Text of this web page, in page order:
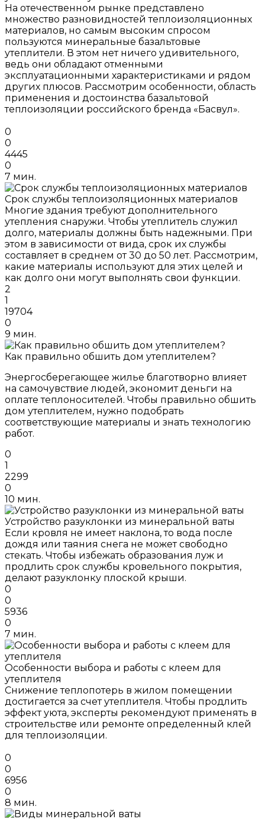
На отечественном рынке представлено
множество разновидностей теплоизоляционных
материалов, но самым высоким спросом
пользуются минеральные базальтовые
утеплители. В этом нет ничего удивительного,
ведь они обладают отменными
эксплуатационными характеристиками и рядом
других плюсов. Рассмотрим особенности, область
применения и достоинства базальтовой
теплоизоляции российского бренда «Басвул».
0
0
4445
0
7 мин.
Срок службы теплоизоляционных материалов
Многие здания требуют дополнительного
утепления снаружи. Чтобы утеплитель служил
долго, материалы должны быть надежными. При
этом в зависимости от вида, срок их службы
составляет в среднем от 30 до 50 лет. Рассмотрим,
какие материалы используют для этих целей и
как долго они могут выполнять свои функции.
2
1
19704
0
9 мин.
Как правильно обшить дом утеплителем?
Энергосберегающее жилье благотворно влияет
на самочувствие людей, экономит деньги на
оплате теплоносителей. Чтобы правильно обшить
дом утеплителем, нужно подобрать
соответствующие материалы и знать технологию
работ.
0
1
2299
0
10 мин.
Устройство разуклонки из минеральной ваты
Если кровля не имеет наклона, то вода после
дождя или таяния снега не может свободно
стекать. Чтобы избежать образования луж и
продлить срок службы кровельного покрытия,
делают разуклонку плоской крыши.
0
0
5936
0
7 мин.
Особенности выбора и работы с клеем для
утеплителя
Снижение теплопотерь в жилом помещении
достигается за счет утеплителя. Чтобы продлить
эффект уюта, эксперты рекомендуют применять в
строительстве или ремонте определенный клей
для теплоизоляции.
0
0
6956
0
8 мин.